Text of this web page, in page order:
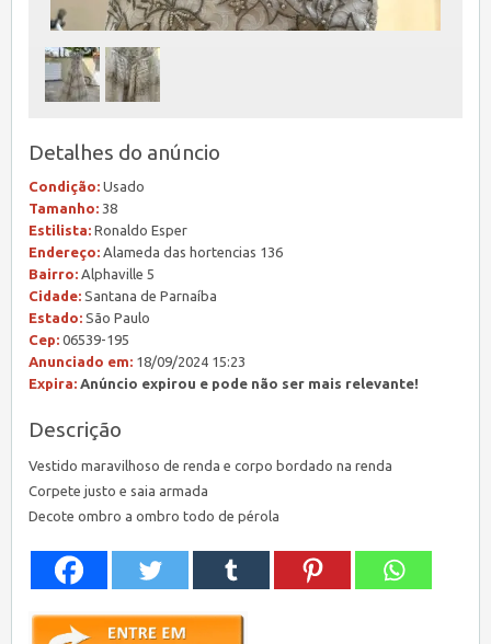
Detalhes do anúncio
Condição: Usado
Tamanho: 38
Estilista: Ronaldo Esper
Endereço: Alameda das hortencias 136
Bairro: Alphaville 5
Cidade: Santana de Parnaíba
Estado: São Paulo
Cep: 06539-195
Anunciado em: 18/09/2024 15:23
Expira: Anúncio expirou e pode não ser mais relevante!
Descrição
Vestido maravilhoso de renda e corpo bordado na renda
Corpete justo e saia armada
Decote ombro a ombro todo de pérola